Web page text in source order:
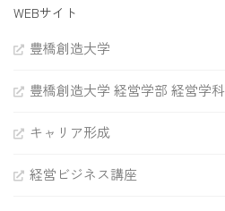
WEBサイト
豊橋創造大学
豊橋創造大学 経営学部 経営学科
キャリア形成
経営ビジネス講座